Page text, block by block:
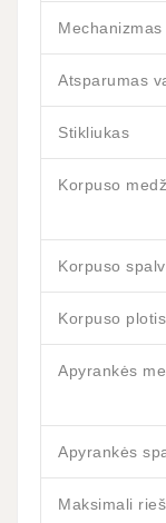
Mechanizmas
Atsparumas
Stikliukas
Korpuso
Korpuso
Korpuso
Apyrankės
Apyrankės
Maksimali